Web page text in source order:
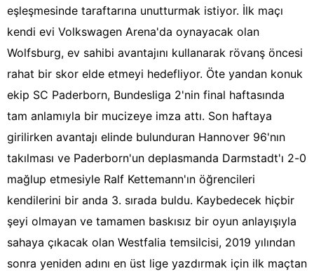
eşleşmesinde taraftarına unutturmak istiyor. İlk maçı
kendi evi Volkswagen Arena'da oynayacak olan
Wolfsburg, ev sahibi avantajını kullanarak rövanş öncesi
rahat bir skor elde etmeyi hedefliyor. Öte yandan konuk
ekip SC Paderborn, Bundesliga 2'nin final haftasında
tam anlamıyla bir mucizeye imza attı. Son haftaya
girilirken avantajı elinde bulunduran Hannover 96'nın
takılması ve Paderborn'un deplasmanda Darmstadt'ı 2-0
mağlup etmesiyle Ralf Kettemann'ın öğrencileri
kendilerini bir anda 3. sırada buldu. Kaybedecek hiçbir
şeyi olmayan ve tamamen baskısız bir oyun anlayışıyla
sahaya çıkacak olan Westfalia temsilcisi, 2019 yılından
sonra yeniden adını en üst lige yazdırmak için ilk maçtan